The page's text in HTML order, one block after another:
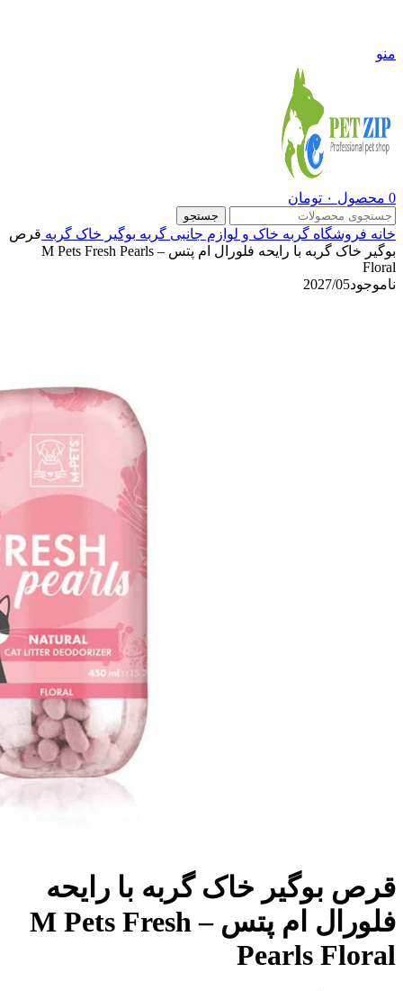
منو
0 محصول ۰ تومان
جستجو
خانه فروشگاه گربه خاک و لوازم جانبی گربه بوگیر خاک گربه قرص
بوگیر خاک گربه با رایحه فلورال ام پتس – M Pets Fresh Pearls
Floral
ناموجود2027/05
قرص بوگیر خاک گربه با رایحه
فلورال ام پتس – M Pets Fresh
Pearls Floral